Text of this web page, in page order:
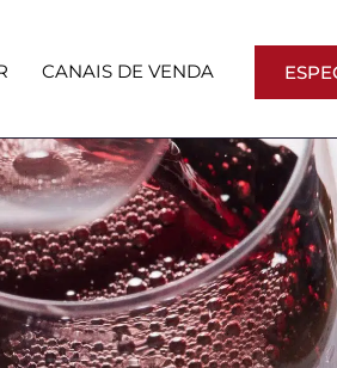
CANAIS DE VENDA